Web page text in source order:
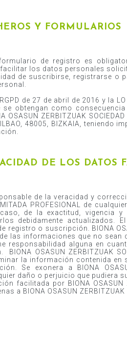
Y FORMULARIOS
de registro es
los datos personales
de suscribirse, registrarse o
de 27 de abril de 2016 y la
obtengan como
ZERBITZUAK
48005, BIZKAIA,
DE LOS DATOS
de la veracidad y
PROFESIONAL de
de la exactitud, vigencia
debidamente
o suscripción. BIONA
las informaciones que no
responsabilidad alguna en
OSASUN ZERBITZUAK
la información contenida
Se exonera a BIONA
daño o perjuicio que pudiera
facilitada por BIONA OSASUN
a BIONA OSASUN ZERBITZUAK